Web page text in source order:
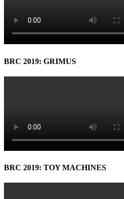
BRC 2019: GRIMUS
BRC 2019: TOY MACHINES